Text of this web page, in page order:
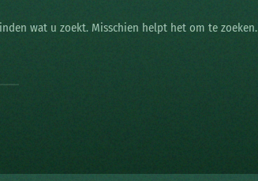
wat u zoekt. Misschien helpt het om te zoeken.